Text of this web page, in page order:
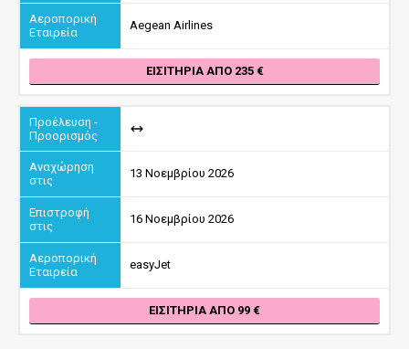
Aegean Airlines
ΕΙΣΙΤΉΡΙΑ ΑΠΌ 235
13 Νοεμβρίου 2026
16 Νοεμβρίου 2026
easyJet
ΕΙΣΙΤΉΡΙΑ ΑΠΌ 99